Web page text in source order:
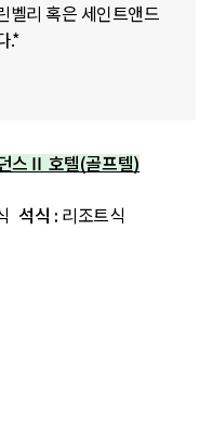
벨리 혹은 세인트앤드
.*
스Ⅱ 호텔(골프텔)
석식 : 리조트식